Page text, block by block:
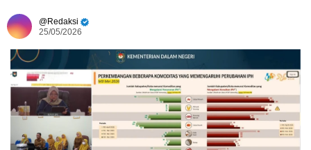
Redaksi
25/05/2026